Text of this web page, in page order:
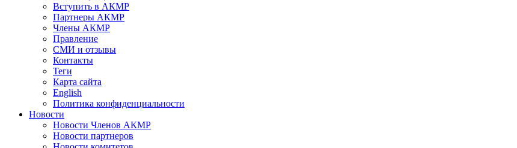
Вступить в АКМР
Партнеры АКМР
Члены АКМР
Правление
СМИ и отзывы
Контакты
Теги
Карта сайта
English
Политика конфиденциальности
Новости
Новости Членов АКМР
Новости партнеров